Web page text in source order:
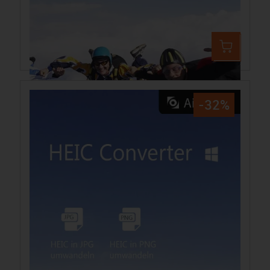
24,99 € 37,13 €
-32%